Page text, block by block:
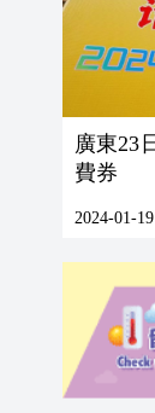
廣東23
費券
2024-01-19